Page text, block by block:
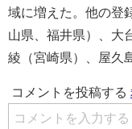
域に増えた。他の登
山県、福井県）、大
綾（宮崎県）、屋久